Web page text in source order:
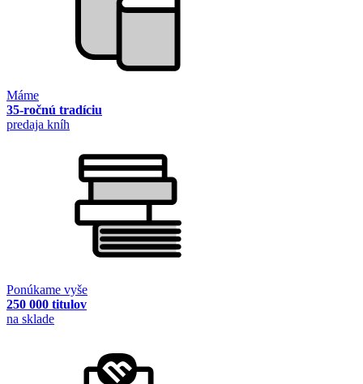
Máme
35-ročnú tradíciu
predaja kníh
Ponúkame vyše
250 000 titulov
na sklade